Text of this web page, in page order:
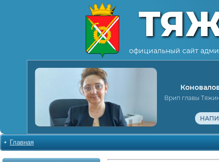
официальный сайт
Врип главы
Главная